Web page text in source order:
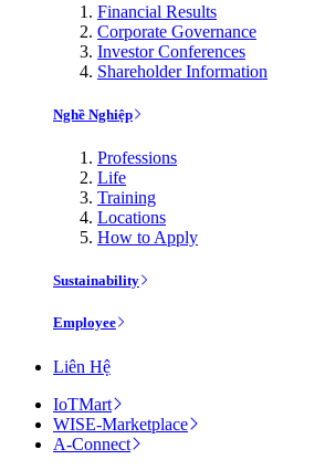
Financial Results
Corporate Governance
Investor Conferences
Shareholder Information
Nghề Nghiệp
Professions
Life
Training
Locations
How to Apply
Sustainability
Employee
Liên Hệ
IoTMart
WISE-Marketplace
A-Connect